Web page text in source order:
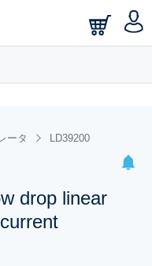
ータ LD39200
drop linear